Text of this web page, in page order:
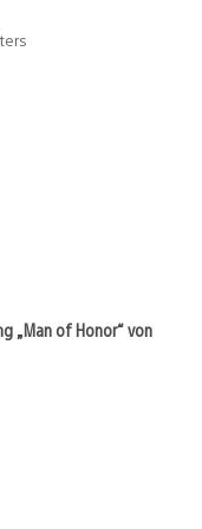
„Man of Honor“ von